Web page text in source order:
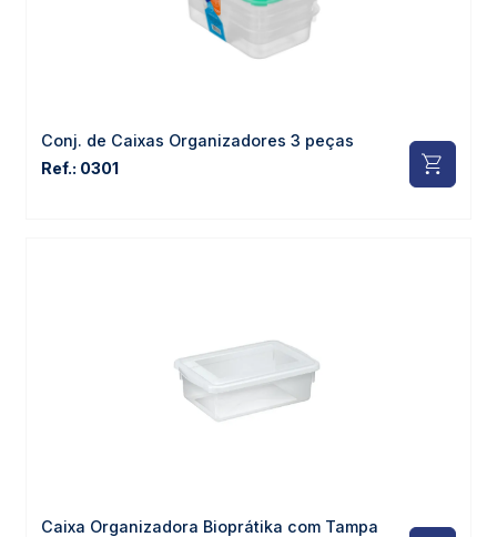
Conj. de Caixas Organizadores 3 peças
Ref.: 0301
Caixa Organizadora Bioprátika com Tampa